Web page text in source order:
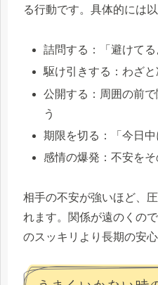
る行動です。具体的には以
詰問する：「避けて
駆け引きする：わざ
公開する：周囲の前
う
期限を切る：「今日
感情の爆発：不安を
相手の不安が強いほど、
れます。関係が遠のくの
のスッキリより長期の安